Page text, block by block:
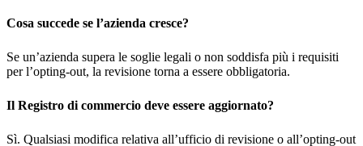
Cosa succede se l’azienda cresce?
Se un’azienda supera le soglie legali o non soddisfa più i requisiti
per l’opting-out, la revisione torna a essere obbligatoria.
Il Registro di commercio deve essere aggiornato?
Sì. Qualsiasi modifica relativa all’ufficio di revisione o all’opting-out